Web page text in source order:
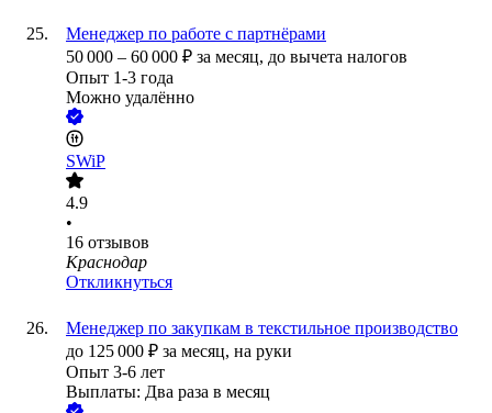
Менеджер по работе с партнёрами
50 000 – 60 000 ₽ за месяц, до вычета налогов
Опыт 1-3 года
Можно удалённо
SWiP
4.9
•
16 отзывов
Краснодар
Откликнуться
Менеджер по закупкам в текстильное производство
до 125 000 ₽ за месяц, на руки
Опыт 3-6 лет
Выплаты: Два раза в месяц